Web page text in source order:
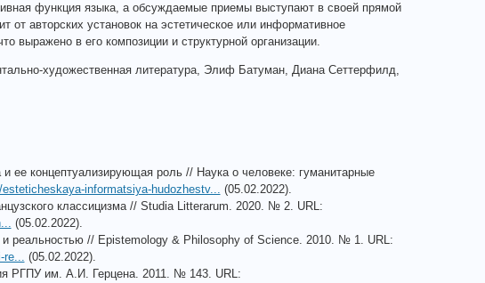
функция языка, а обсуждаемые приемы выступают в своей прямой
от авторских установок на эстетическое или информативное
выражено в его композиции и структурной организации.
художественная литература, Элиф Батуман, Диана Сеттерфилд,
ее концептуализирующая роль // Наука о человеке: гуманитарные
informatsiya-hudozhestv... (05.02.2022).
классицизма // Studia Litterarum. 2020. № 2. URL:
(05.02.2022).
реальностью // Epistemology & Philosophy of Science. 2010. № 1. URL:
re... (05.02.2022).
РГПУ им. А.И. Герцена. 2011. № 143. URL: